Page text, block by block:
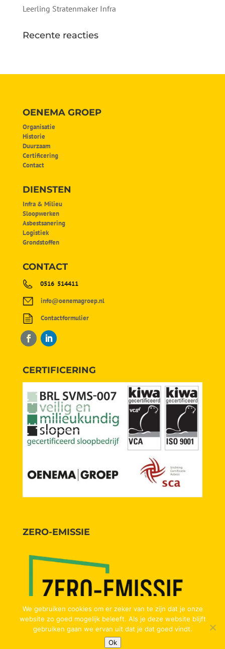
Leerling Stratenmaker Infra
Recente reacties
OENEMA GROEP
Organisatie
Historie
Duurzaam
Certificering
Contact
DIENSTEN
Infra & Milieu
Sloopwerken
Asbestsanering
Logistiek
Grondstoffen
CONTACT
0516 514411
info@oenemagroep.nl
Contactformulier
CERTIFICERING
ZERO-EMISSIE
We gebruiken cookies om er zeker van te zijn dat je onze
website zo goed mogelijk beleeft. Als je deze website blijft
gebruiken gaan we ervan uit dat je dat goed vindt.
Ok